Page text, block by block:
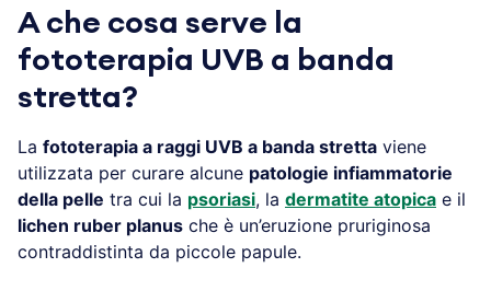
A che cosa serve la
fototerapia UVB a banda
stretta?
La fototerapia a raggi UVB a banda stretta viene
utilizzata per curare alcune patologie infiammatorie
della pelle tra cui la psoriasi, la dermatite atopica e il
lichen ruber planus che è un’eruzione pruriginosa
contraddistinta da piccole papule.